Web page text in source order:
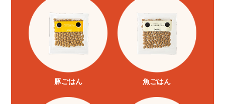
豚ごはん 魚ごはん